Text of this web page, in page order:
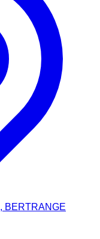
BERTRANGE